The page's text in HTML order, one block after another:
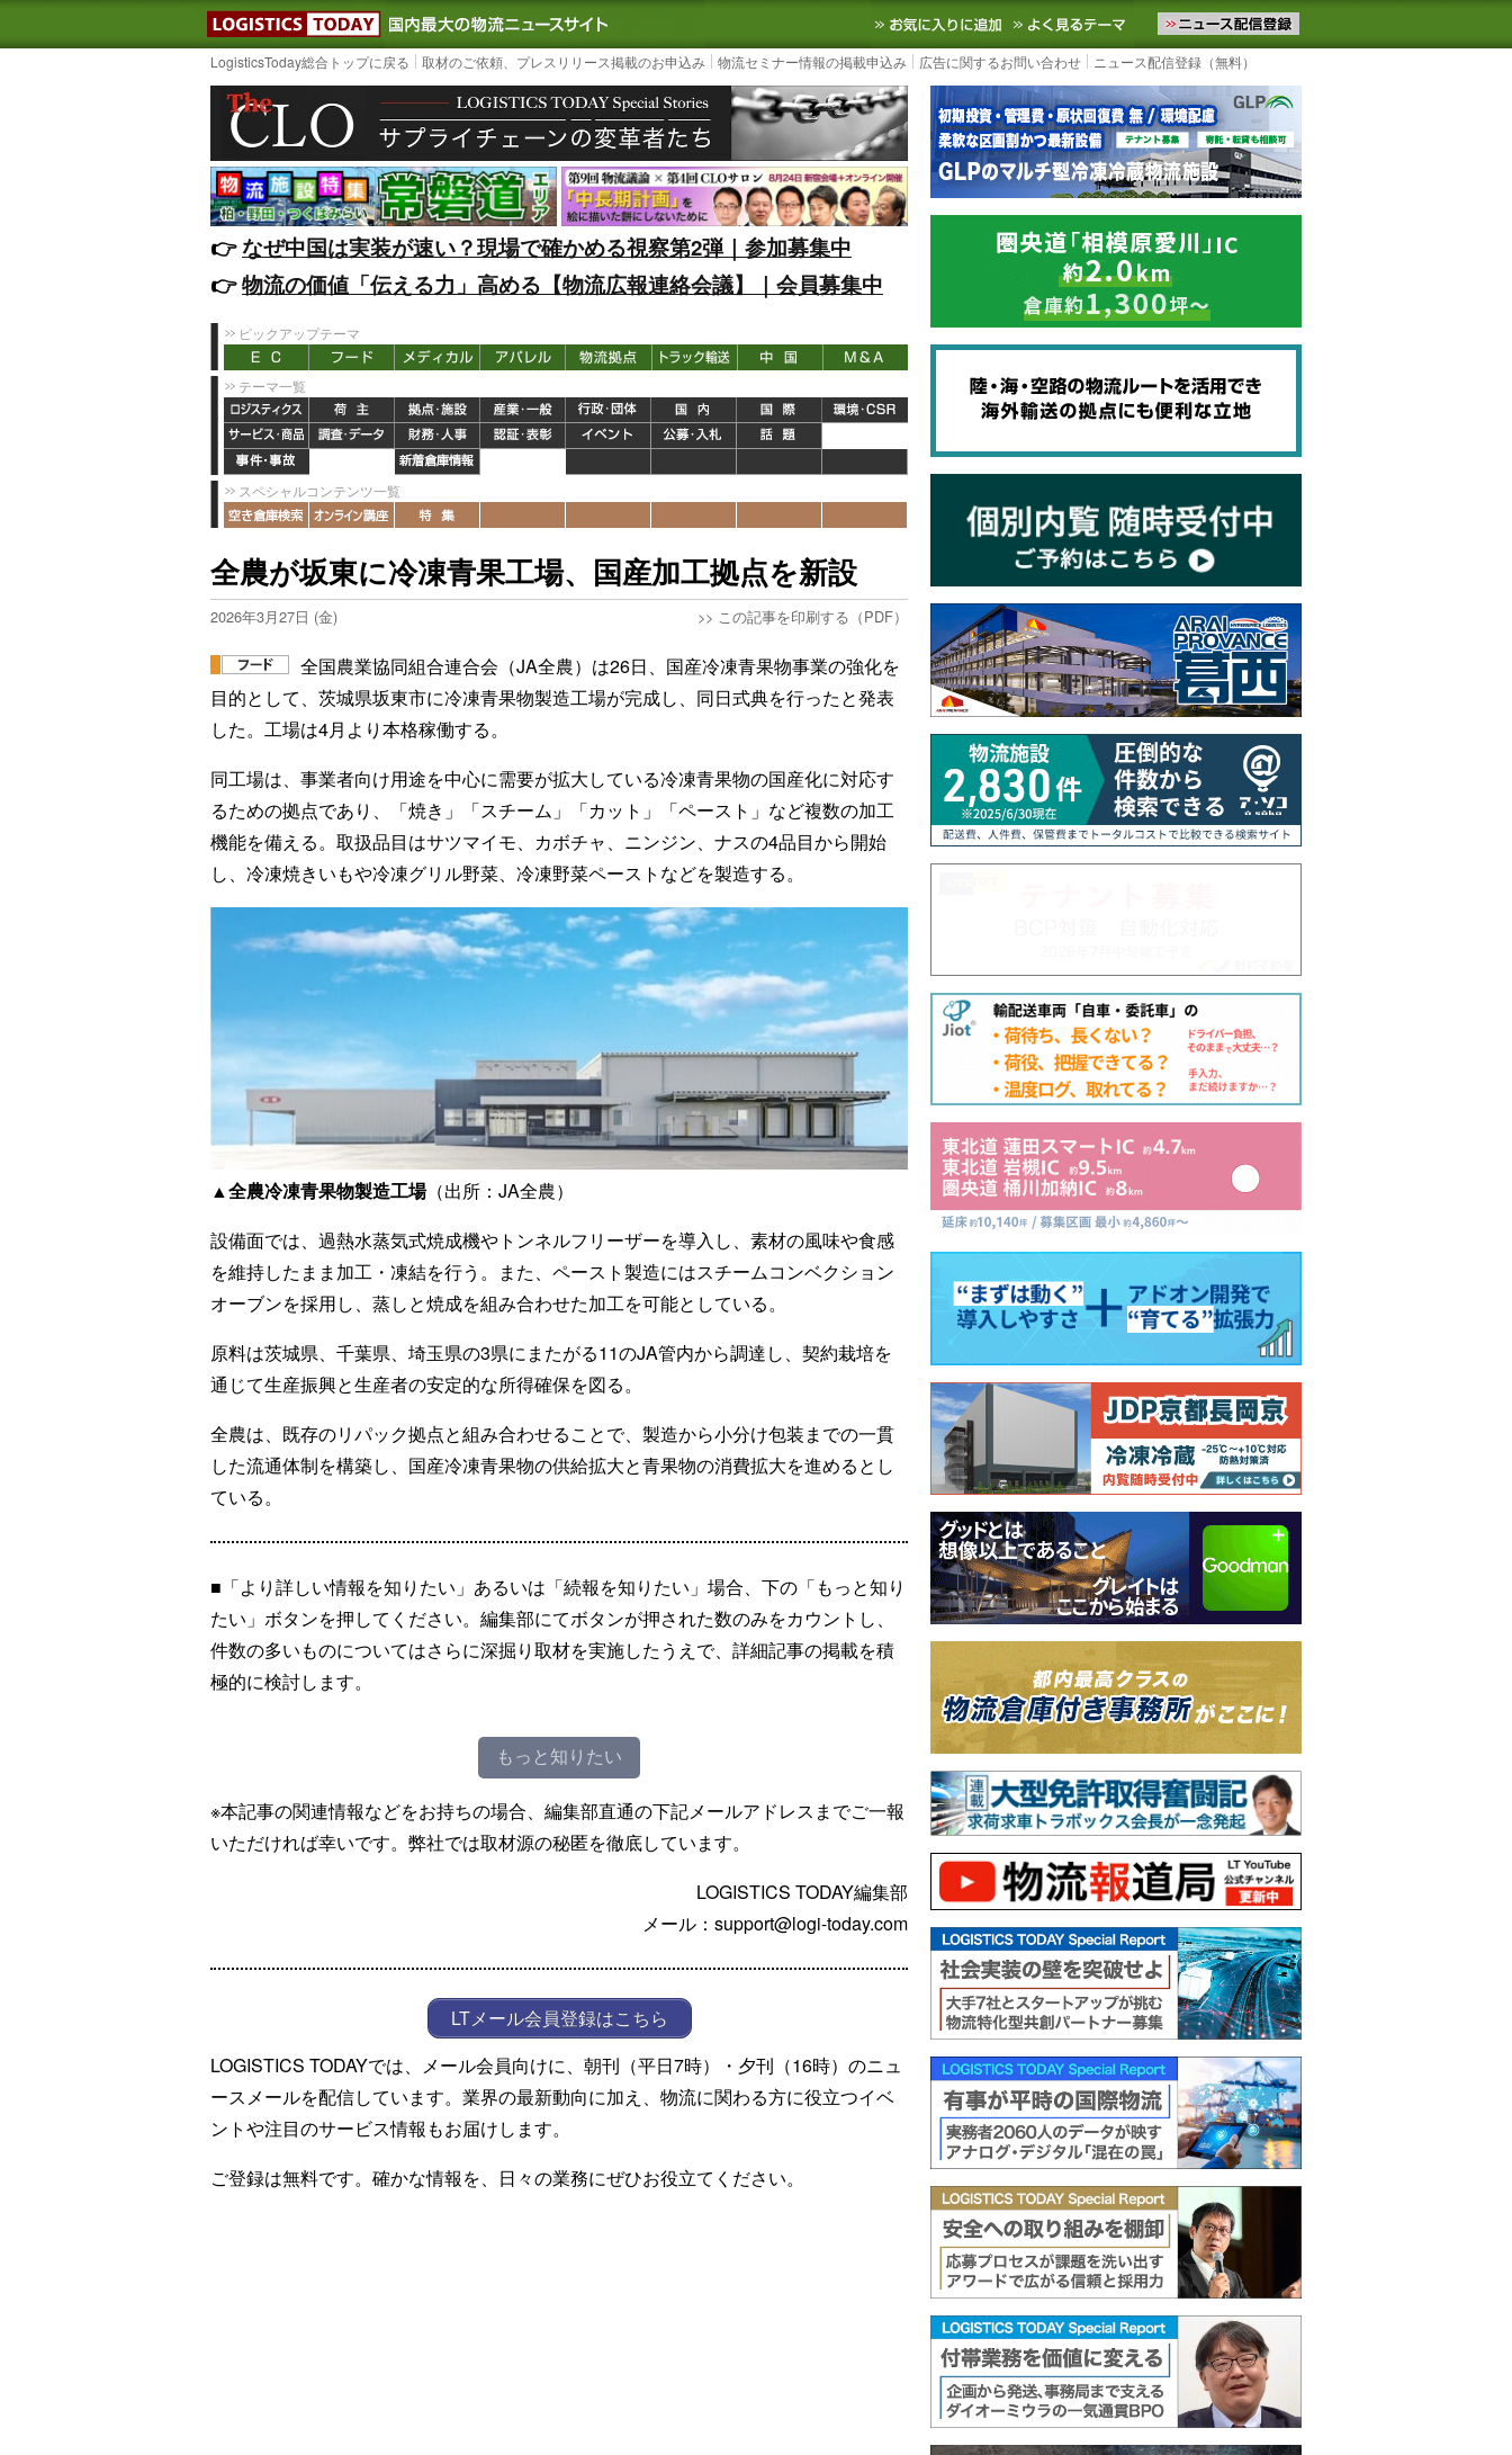
LOGISTICS TODAY｜国内最大の物流ニュースサイト3PL, SCMなど国内外の最新の物流ニュースをお届けします。物流ニュースメール配信を登録す
お気に入りに追加 よく見るテーマ
LogisticsToday総合トップに戻る 取材のご依頼、プレスリリース掲載のお申込み 物流セミナー情報の掲載申込み 広告に関するお問い合わせ ニュース配信登録（無料）
👉️なぜ中国は実装が速い？現場で確かめる視察第2弾｜参加募集中
👉️物流の価値「伝える力」高める【物流広報連絡会議】｜会員募集中
ピックアップテーマ
テーマ一覧
スペシャルコンテンツ一覧
全農が坂東に冷凍青果工場、国産加工拠点を新設
2026年3月27日 (金) >> この記事を印刷する（PDF）
全国農業協同組合連合会（JA全農）は26日、国産冷凍青果物事業の強化を
目的として、茨城県坂東市に冷凍青果物製造工場が完成し、同日式典を行ったと発表
した。工場は4月より本格稼働する。
同工場は、事業者向け用途を中心に需要が拡大している冷凍青果物の国産化に対応す
るための拠点であり、「焼き」「スチーム」「カット」「ペースト」など複数の加工
機能を備える。取扱品目はサツマイモ、カボチャ、ニンジン、ナスの4品目から開始
し、冷凍焼きいもや冷凍グリル野菜、冷凍野菜ペーストなどを製造する。
▲全農冷凍青果物製造工場（出所：JA全農）
設備面では、過熱水蒸気式焼成機やトンネルフリーザーを導入し、素材の風味や食感
を維持したまま加工・凍結を行う。また、ペースト製造にはスチームコンベクション
オーブンを採用し、蒸しと焼成を組み合わせた加工を可能としている。
原料は茨城県、千葉県、埼玉県の3県にまたがる11のJA管内から調達し、契約栽培を
通じて生産振興と生産者の安定的な所得確保を図る。
全農は、既存のリパック拠点と組み合わせることで、製造から小分け包装までの一貫
した流通体制を構築し、国産冷凍青果物の供給拡大と青果物の消費拡大を進めるとし
ている。
■「より詳しい情報を知りたい」あるいは「続報を知りたい」場合、下の「もっと知り
たい」ボタンを押してください。編集部にてボタンが押された数のみをカウントし、
件数の多いものについてはさらに深掘り取材を実施したうえで、詳細記事の掲載を積
極的に検討します。
もっと知りたい
※本記事の関連情報などをお持ちの場合、編集部直通の下記メールアドレスまでご一報
いただければ幸いです。弊社では取材源の秘匿を徹底しています。
LOGISTICS TODAY編集部
メール：support@logi-today.com
LTメール会員登録はこちら
LOGISTICS TODAYでは、メール会員向けに、朝刊（平日7時）・夕刊（16時）のニュ
ースメールを配信しています。業界の最新動向に加え、物流に関わる方に役立つイベ
ントや注目のサービス情報もお届けします。
ご登録は無料です。確かな情報を、日々の業務にぜひお役立てください。